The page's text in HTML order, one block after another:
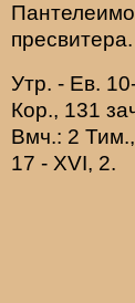
пресвитера.
Утр. - Ев.
Кор., 131
Вмч.: 2
17 - XVI, 2.